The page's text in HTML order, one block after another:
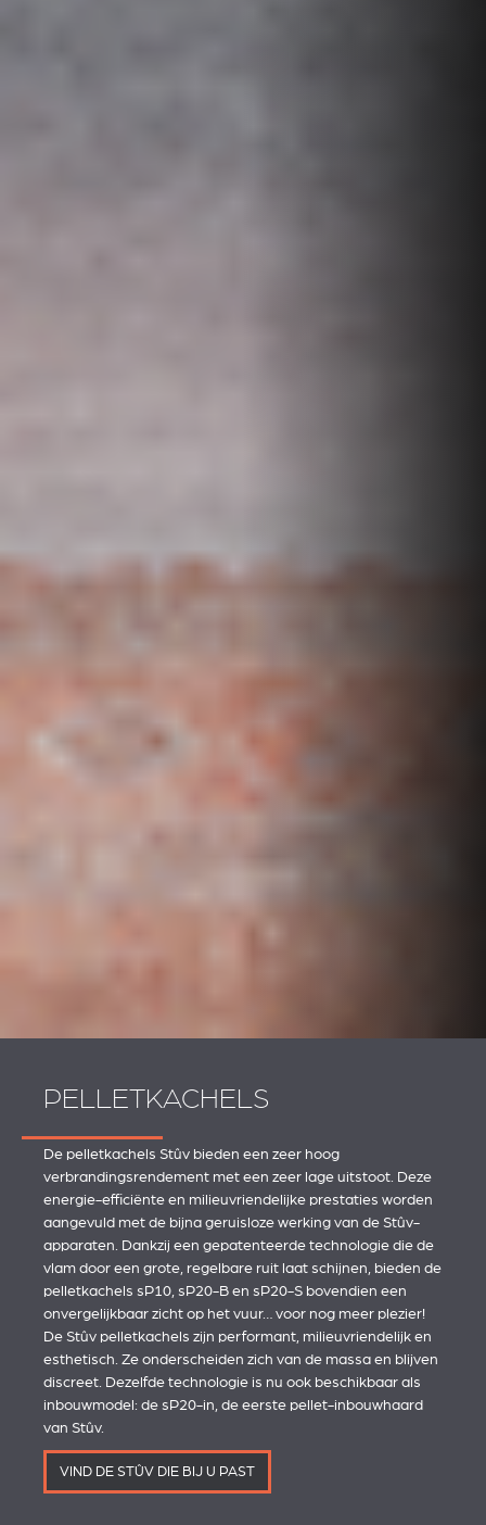
PELLETKACHELS
De pelletkachels Stûv bieden een zeer hoog
verbrandingsrendement met een zeer lage uitstoot. Deze
energie-efficiënte en milieuvriendelijke prestaties worden
aangevuld met de bijna geruisloze werking van de Stûv-
apparaten. Dankzij een gepatenteerde technologie die de
vlam door een grote, regelbare ruit laat schijnen, bieden de
pelletkachels sP10, sP20-B en sP20-S bovendien een
onvergelijkbaar zicht op het vuur… voor nog meer plezier!
De Stûv pelletkachels zijn performant, milieuvriendelijk en
esthetisch. Ze onderscheiden zich van de massa en blijven
discreet. Dezelfde technologie is nu ook beschikbaar als
inbouwmodel: de sP20-in, de eerste pellet-inbouwhaard
van Stûv.
VIND DE STÛV DIE BIJ U PAST